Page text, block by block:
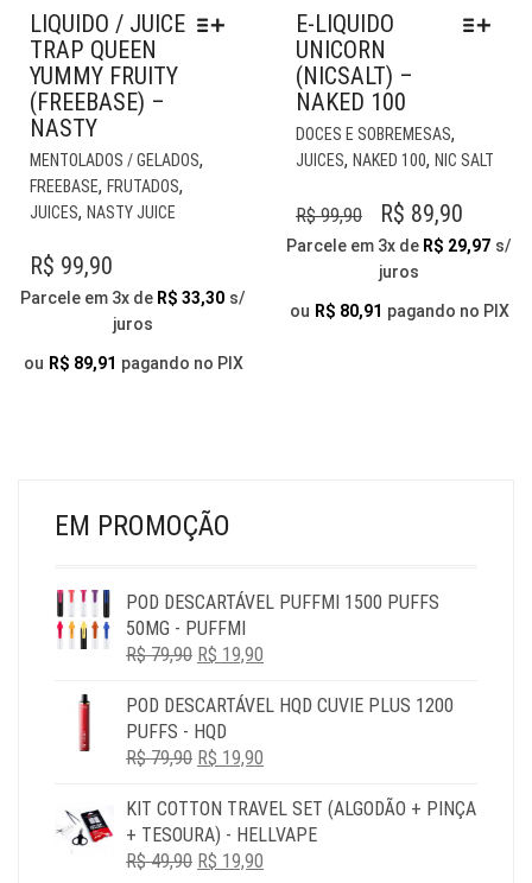
LIQUIDO / JUICE
TRAP QUEEN
YUMMY FRUITY
(FREEBASE) –
NASTY
MENTOLADOS / GELADOS,
FREEBASE, FRUTADOS,
JUICES, NASTY JUICE
VARIANTES.
OPÇÕES
SER
R$ 99,90
Parcele em 3x de R$ 33,30 s/
juros
ou R$ 89,91 pagando no PIX
E-LIQUIDO
UNICORN
(NICSALT) –
NAKED 100
DOCES E SOBREMESAS,
JUICES, NAKED 100, NIC SALT
AS
R$99,90
O
PREÇO
ORIGINAL
ERA:
R$ 89,90
PREÇO
É:
Parcele em 3x de R$ 29,97 s/
juros
ou R$ 80,91 pagando no PIX
EM PROMOÇÃO
POD DESCARTÁVEL PUFFMI 1500 PUFFS
50MG - PUFFMI
R$79,90 O
ORIGINAL
ERA:
R$ 79,90.
R$ 19,90
ATUAL
POD DESCARTÁVEL HQD CUVIE PLUS 1200
PUFFS - HQD
R$79,90 O
ORIGINAL
ERA:
R$ 79,90.
R$ 19,90
ATUAL
É:
KIT COTTON TRAVEL SET (ALGODÃO + PINÇA
+ TESOURA) - HELLVAPE
R$49,90 O
R$ 19,90